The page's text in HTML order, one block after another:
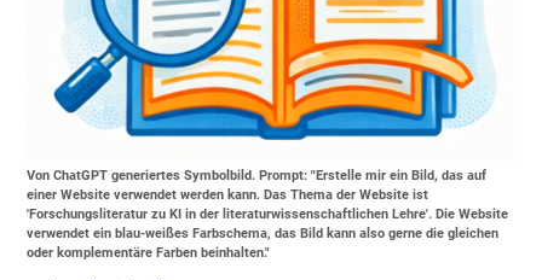
Von ChatGPT generiertes Symbolbild. Prompt: "Erstelle mir ein Bild, das auf
einer Website verwendet werden kann. Das Thema der Website ist
'Forschungsliteratur zu KI in der literaturwissenschaftlichen Lehre'. Die Website
verwendet ein blau-weißes Farbschema, das Bild kann also gerne die gleichen
oder komplementäre Farben beinhalten."